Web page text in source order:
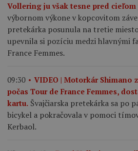
Vollering ju však tesne pred
výbornom výkone v kopcovitom
pretekárka posunula na tretie
upevnila si pozíciu medzi hlavnými
France Femmes.
09:30
VIDEO | Motorkár Shimano
počas Tour de France Femmes,
kartu. Švajčiarska pretekárka sa po
bicykel a pokračovala v pomoci
Kerbaol.